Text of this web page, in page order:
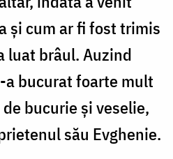
şi cum ar fi fost trimis
luat brâul. Auzind
a bucurat foarte mult
bucurie şi veselie,
său Evghenie.